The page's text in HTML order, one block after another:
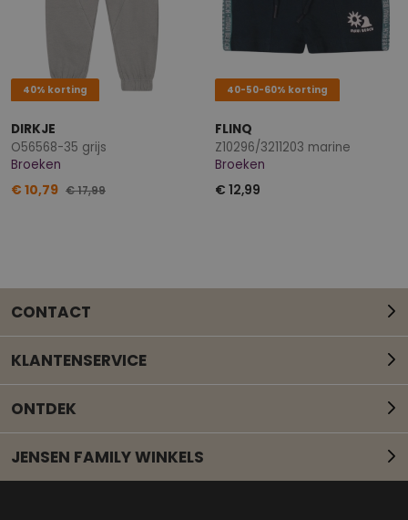
40% korting
DIRKJE
O56568-35 grijs
Broeken
€ 10,79 € 17,99
40-50-60% korting
FLINQ
Z10296/3211203 marine
Broeken
€ 12,99
CONTACT
Mail onze klantenservice
KLANTENSERVICE
ONTDEK
JENSEN FAMILY WINKELS